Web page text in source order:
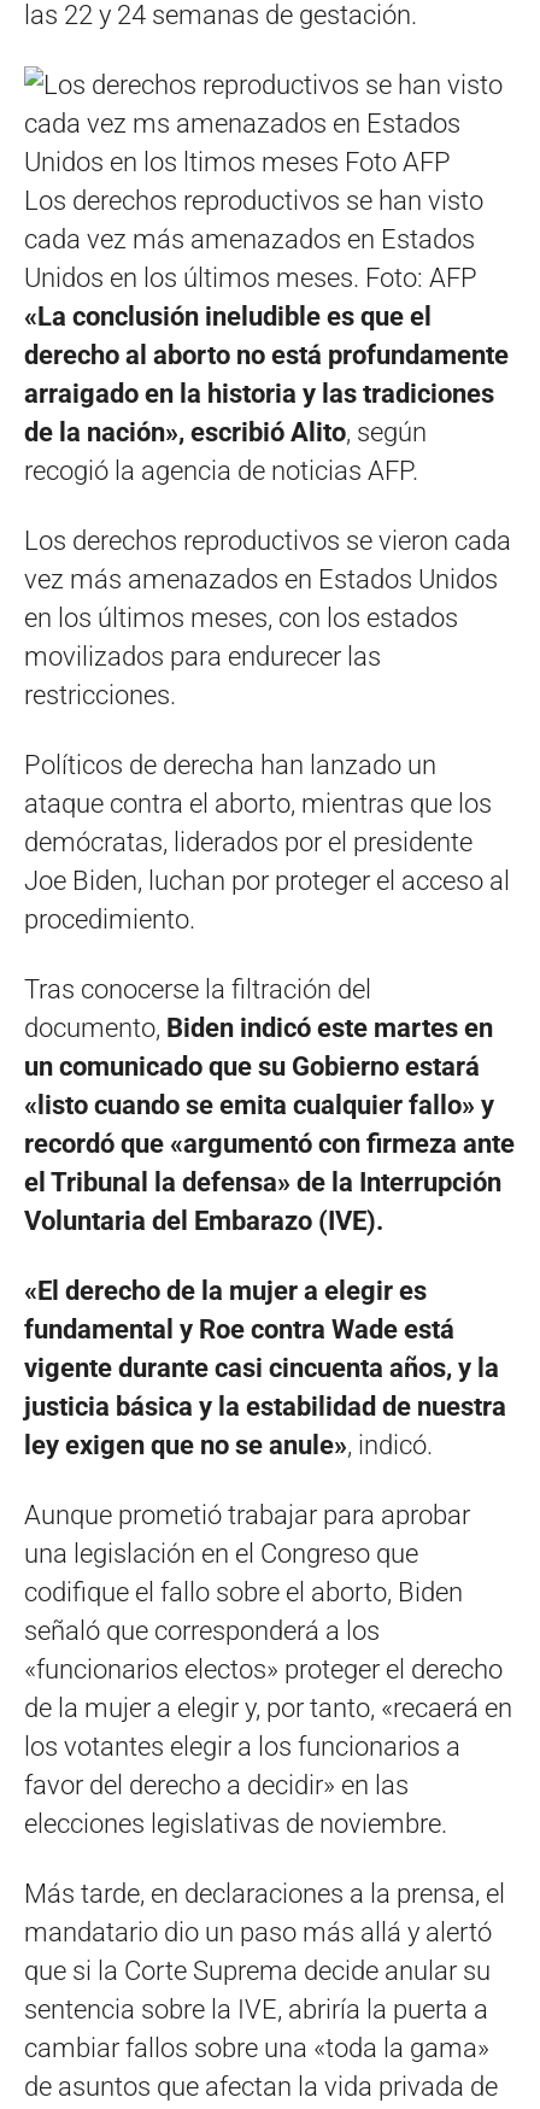
las 22 y 24 semanas de gestación.
Los derechos reproductivos se han visto
cada vez más amenazados en Estados
Unidos en los últimos meses. Foto: AFP
«La conclusión ineludible es que el
derecho al aborto no está profundamente
arraigado en la historia y las tradiciones
de la nación», escribió Alito, según
recogió la agencia de noticias AFP.
Los derechos reproductivos se vieron cada
vez más amenazados en Estados Unidos
en los últimos meses, con los estados
movilizados para endurecer las
restricciones.
Políticos de derecha han lanzado un
ataque contra el aborto, mientras que los
demócratas, liderados por el presidente
Joe Biden, luchan por proteger el acceso al
procedimiento.
Tras conocerse la filtración del
documento, Biden indicó este martes en
un comunicado que su Gobierno estará
«listo cuando se emita cualquier fallo» y
recordó que «argumentó con firmeza ante
el Tribunal la defensa» de la Interrupción
Voluntaria del Embarazo (IVE).
«El derecho de la mujer a elegir es
fundamental y Roe contra Wade está
vigente durante casi cincuenta años, y la
justicia básica y la estabilidad de nuestra
ley exigen que no se anule», indicó.
Aunque prometió trabajar para aprobar
una legislación en el Congreso que
codifique el fallo sobre el aborto, Biden
señaló que corresponderá a los
«funcionarios electos» proteger el derecho
de la mujer a elegir y, por tanto, «recaerá en
los votantes elegir a los funcionarios a
favor del derecho a decidir» en las
elecciones legislativas de noviembre.
Más tarde, en declaraciones a la prensa, el
mandatario dio un paso más allá y alertó
que si la Corte Suprema decide anular su
sentencia sobre la IVE, abriría la puerta a
cambiar fallos sobre una «toda la gama»
de asuntos que afectan la vida privada de